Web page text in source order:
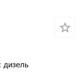
дизель